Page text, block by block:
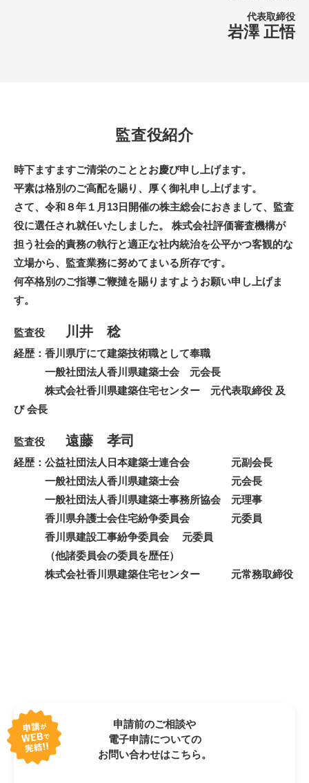
代表取締役
岩澤 正悟
監査役紹介
時下ますますご清栄のこととお慶び申し上げます。
平素は格別のご高配を賜り、厚く御礼申し上げます。
さて、令和８年１月13日開催の株主総会におきまして、監査
役に選任され就任いたしました。 株式会社評価審査機構が
担う社会的責務の執行と適正な社内統治を公平かつ客観的な
立場から、監査業務に努めてまいる所存です。
何卒格別のご指導ご鞭撻を賜りますようお願い申し上げま
す。
監査役 川井 稔
経歴：香川県庁にて建築技術職として奉職
一般社団法人香川県建築士会 元会長
株式会社香川県建築住宅センター 元代表取締役 及
び 会長
監査役 遠藤 孝司
経歴：公益社団法人日本建築士連合会 元副会長
一般社団法人香川県建築士会 元会長
一般社団法人香川県建築士事務所協会 元理事
香川県弁護士会住宅紛争委員会 元委員
香川県建設工事紛争委員会 元委員
（他諸委員会の委員を歴任）
株式会社香川県建築住宅センター 元常務取締役
申請前のご相談や
電子申請についての
お問い合わせはこちら。